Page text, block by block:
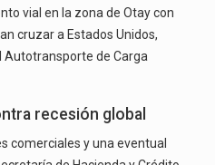
vial en la zona de Otay con
cruzar a Estados Unidos,
Autotransporte de Carga
recesión global
comerciales y una eventual